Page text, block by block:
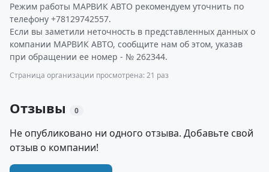
Режим работы МАРВИК АВТО рекомендуем уточнить по
телефону +78129742557.
Если вы заметили неточность в представленных данных о
компании МАРВИК АВТО, сообщите нам об этом, указав
при обращении ее номер - № 262344.
Страница организации просмотрена: 21 раз
Отзывы 0
Не опубликовано ни одного отзыва. Добавьте свой
отзыв о компании!